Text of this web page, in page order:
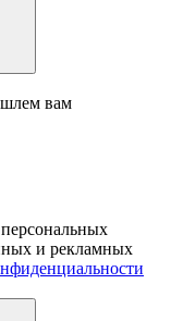
вам
и рекламных